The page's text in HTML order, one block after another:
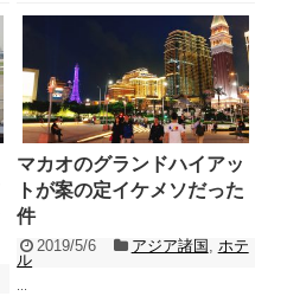
マカオのグランドハイアッ
トが案の定イケメソだった
件
2019/5/6 アジア諸国
ホテ
ル